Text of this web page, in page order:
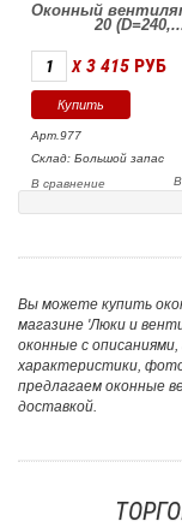
Оконный
20
X 3 415 РУБ
Арт.977
Склад: Большой запас
В сравнение
Вы можете купить
магазине 'Люки и
оконные с
характеристики,
предлагаем оконные
доставкой.